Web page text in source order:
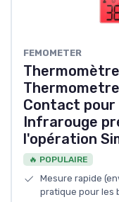
FEMOMETER
Contact pour
Infrarouge
l'opération
🔥 POPULAIRE
Mesure rapide
pratique pour les